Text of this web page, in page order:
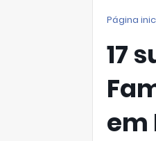
Página
17
em